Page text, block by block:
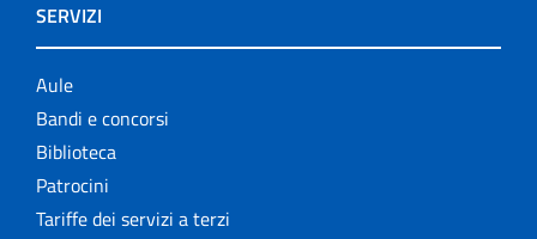
SERVIZI
Aule
Bandi e concorsi
Biblioteca
Patrocini
Tariffe dei servizi a terzi